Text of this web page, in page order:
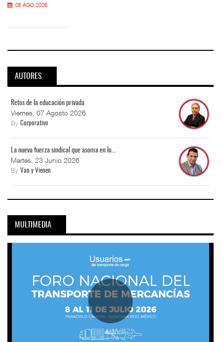
05 AGO 2026
AUTORES
Retos de la educación privada
Viernes, 07 Agosto 2026
By Corporativo
La nueva fuerza sindical que asoma en lo...
Martes, 23 Junio 2026
By Van y Vienen
MULTIMEDIA